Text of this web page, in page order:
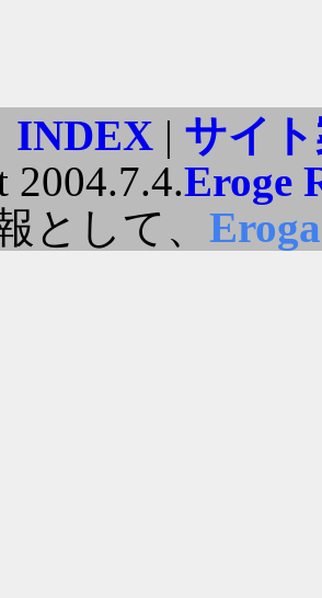
INDEX| サイ
2004.7.4.Eroge
として、